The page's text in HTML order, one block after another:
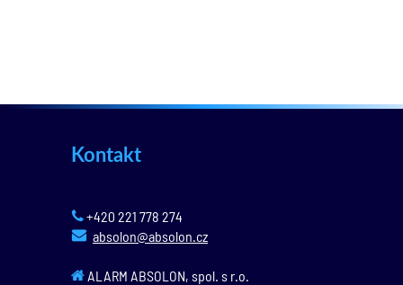
Kontakt
+420 221 778 274
absolon@absolon.cz
ALARM ABSOLON, spol. s r.o.